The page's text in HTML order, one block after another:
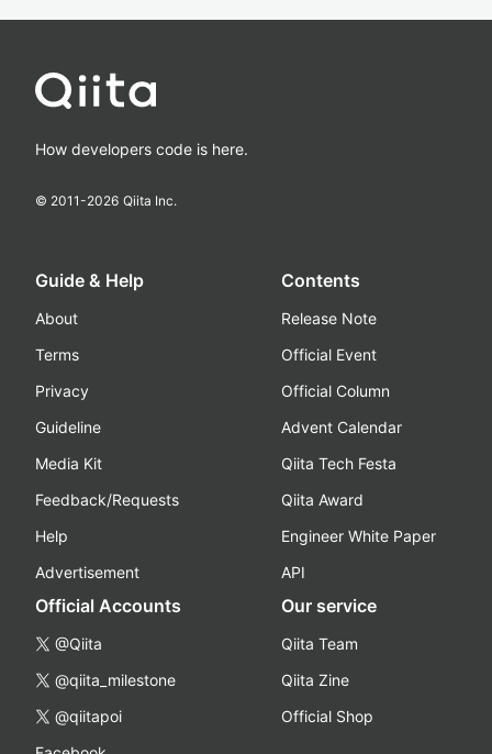
How developers code is here.
© 2011-2026 Qiita Inc.
Guide & Help
About
Terms
Privacy
Guideline
Media Kit
Feedback/Requests
Help
Advertisement
Contents
Release Note
Official Event
Official Column
Advent Calendar
Qiita Tech Festa
Qiita Award
Engineer White Paper
API
Official Accounts
@Qiita
@qiita_milestone
@qiitapoi
Our service
Qiita Team
Qiita Zine
Official Shop